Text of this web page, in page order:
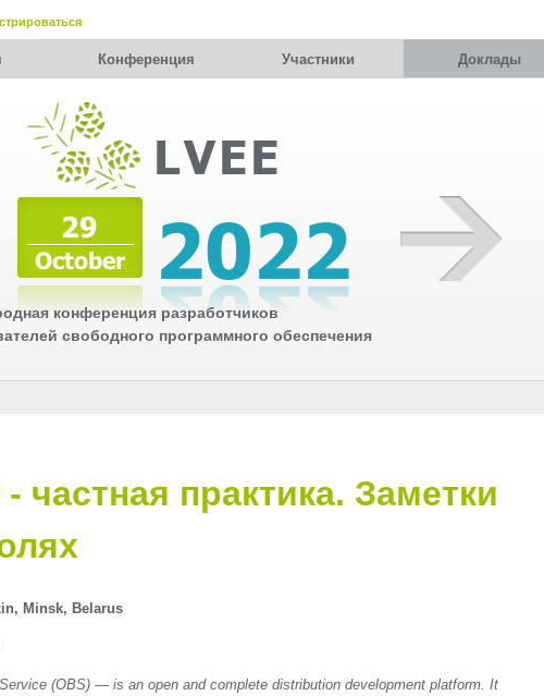
Конференция Участники Доклады
конференция разработчиков
свободного программного обеспечения
- частная практика. Заметки
Minsk, Belarus
(OBS) — is an open and complete distribution development platform. It